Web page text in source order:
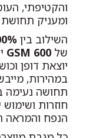
והקטיפתי,
ומעניק
השילוב בין 100%
של 600 GSM
יוצאת דופן
במהירות,
תחושה נעימה
חוזרות
הנפח והמראה